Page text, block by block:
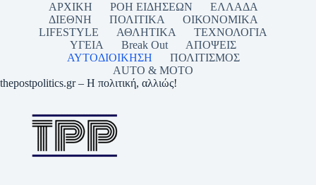
ΑΡΧΙΚΗ ΡΟΗ ΕΙΔΗΣΕΩΝ
ΕΛΛΑΔΑ
ΔΙΕΘΝΗ
ΠΟΛΙΤΙΚΑ
ΟΙΚΟΝΟΜΙΚΑ
LIFESTYLE
ΑΘΛΗΤΙΚΑ
ΤΕΧΝΟΛΟΓΙΑ
ΥΓΕΙΑ
Break Out
ΑΠΟΨΕΙΣ
ΑΥΤΟΔΙΟΙΚΗΣΗ
ΠΟΛΙΤΙΣΜΟΣ
AUTO & MOTO
thepostpolitics.gr – Η πολιτική, αλλιώς!